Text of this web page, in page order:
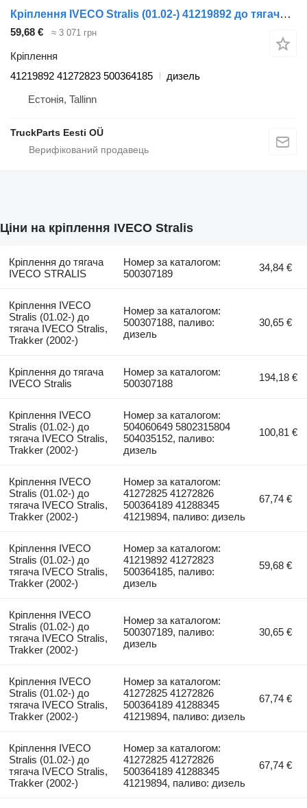
Кріплення IVECO Stralis (01.02-) 41219892 до тягача IVECO Stralis, Trakker (2002-)
59,68 € ≈ 3 071 грн
Кріплення
41219892 41272823 500364185
дизель
Естонія, Tallinn
TruckParts Eesti OÜ
Ціни на кріплення IVECO Stralis
Кріплення до тягача
IVECO STRALIS
Номер за каталогом:
500307189
34,84 €
Кріплення IVECO
Stralis (01.02-) до
тягача IVECO Stralis,
Trakker (2002-)
Номер за каталогом:
500307188, паливо:
дизель
30,65 €
Кріплення до тягача
IVECO Stralis
Номер за каталогом:
500307188
194,18 €
Кріплення IVECO
Stralis (01.02-) до
тягача IVECO Stralis,
Trakker (2002-)
Номер за каталогом:
504060649 5802315804
504035152, паливо:
дизель
100,81 €
Кріплення IVECO
Stralis (01.02-) до
тягача IVECO Stralis,
Trakker (2002-)
Номер за каталогом:
41272825 41272826
500364189 41288345
41219894, паливо: дизель
67,74 €
Кріплення IVECO
Stralis (01.02-) до
тягача IVECO Stralis,
Trakker (2002-)
Номер за каталогом:
41219892 41272823
500364185, паливо:
дизель
59,68 €
Кріплення IVECO
Stralis (01.02-) до
тягача IVECO Stralis,
Trakker (2002-)
Номер за каталогом:
500307189, паливо:
дизель
30,65 €
Кріплення IVECO
Stralis (01.02-) до
тягача IVECO Stralis,
Trakker (2002-)
Номер за каталогом:
41272825 41272826
500364189 41288345
41219894, паливо: дизель
67,74 €
Кріплення IVECO
Stralis (01.02-) до
тягача IVECO Stralis,
Trakker (2002-)
Номер за каталогом:
41272825 41272826
500364189 41288345
41219894, паливо: дизель
67,74 €